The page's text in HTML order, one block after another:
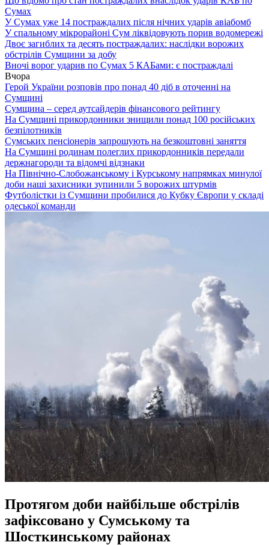
Сумах
У Сумах уже 14 постраждалих після нічних ударів авіабомб
У спальному мікрорайоні Сум ліквідовують порив водомережі
Двоє загиблих та десять постраждалих: наслідки ворожих
обстрілів Сумщини за добу
Вночі ворог ударив по Сумах 5 КАБами: є постраждалі
Вчора
Герой України розповів про понад 40 діб в оточенні на
Сумщині
Сумщина – серед аутсайдерів фінансового рейтингу
На Сумщині прикордонники знищили понад 100 російських
безпілотників
Сумських пенсіонерів запрошують на безкоштовні заняття
На Сумщині родинам полеглих прикордонників передали
держнагороди та відомчі відзнаки
На Північно-Слобожанському і Курському напрямках минулої
доби наші захисники зупинили 5 ворожих штурмів
Футболістки із Сумщини пробилися до Кубку Європи у складі
одеської команди
Протягом доби найбільше обстрілів
зафіксовано у Сумському та
Шосткинському районах